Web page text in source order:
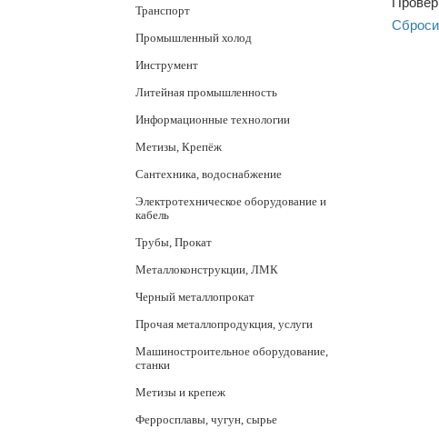
Транспорт
Промышленный холод
Инструмент
Литейная промышленность
Информационные технологии
Метизы, Крепёж
Сантехника, водоснабжение
Электротехническое оборудование и
кабель
Трубы, Прокат
Металлоконструкции, ЛМК
Черный металлопрокат
Прочая металлопродукция, услуги
Машиностроительное оборудование,
станки
Метизы и крепеж
Ферросплавы, чугун, сырье